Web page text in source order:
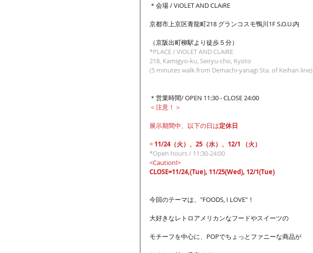
＊会場 / ViOLET AND CLAiRE
京都市上京区青龍町218 グランコスモ鴨川1F S.O.U.内
（京阪出町柳駅より徒歩５分）
*PLACE / ViOLET AND CLAiRE
218, Kamigyo-ku, Seiryu-cho, Kyoto
(5 minutes walk from Demachi-yanagi Sta. of Keihan line)
＊営業時間/ OPEN 11:30 - CLOSE 24:00
＜注意！＞
展示期間中、以下の日は定休日
= 11/24（火）、25（水）、12/1 （火）
*Open hours / 11:30-24:00
<Caution!>
CLOSE=11/24,(Tue), 11/25(Wed), 12/1(Tue)
今回のテーマは、"FOODS, I LOVE"！
大好きなレトロアメリカンなフードやスイーツの
モチーフを中心に、POPでちょっとファニーな商品が